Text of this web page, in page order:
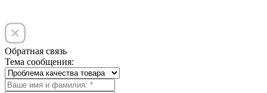
Обратная связь
Тема сообщения: